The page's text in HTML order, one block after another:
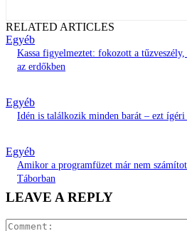
RELATED ARTICLES
Egyéb
Kassa figyelmeztet: fokozott a
az erdőkben
Egyéb
Idén is találkozik minden barát – ezt ígéri
Egyéb
Amikor a programfüzet már nem
Táborban
LEAVE A REPLY